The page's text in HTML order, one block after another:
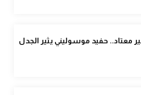
معتاد.. حفيد موسوليني يثير الجدل